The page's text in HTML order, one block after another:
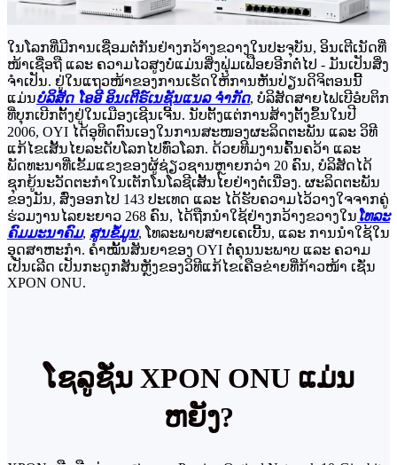
ໃນໂລກທີ່ມີການເຊື່ອມຕໍ່ກັນຢ່າງກວ້າງຂວາງໃນປະຈຸບັນ, ອິນເຕີເນັດທີ່
ໜ້າເຊື່ອຖື ແລະ ຄວາມໄວສູງບໍ່ແມ່ນສິ່ງຟຸ່ມເຟືອຍອີກຕໍ່ໄປ - ມັນເປັນສິ່ງ
ຈຳເປັນ. ຢູ່ໃນແຖວໜ້າຂອງການເຮັດໃຫ້ການຫັນປ່ຽນດິຈິຕອນນີ້
ແມ່ນບໍລິສັດ ໂອອີ ອິນເຕີຣ໌ເນຊັນແນລ ຈຳກັດ, ບໍລິສັດສາຍໄຟເບີອໍບຕິກ
ທີ່ບຸກເບີກຕັ້ງຢູ່ໃນເມືອງເຊີນເຈີ້ນ. ນັບຕັ້ງແຕ່ການສ້າງຕັ້ງຂຶ້ນໃນປີ
2006, OYI ໄດ້ອຸທິດຕົນເອງໃນການສະໜອງຜະລິດຕະພັນ ແລະ ວິທີ
ແກ້ໄຂເສັ້ນໄຍລະດັບໂລກໄປທົ່ວໂລກ. ດ້ວຍທີມງານຄົ້ນຄວ້າ ແລະ
ພັດທະນາທີ່ເຂັ້ມແຂງຂອງຜູ້ຊ່ຽວຊານຫຼາຍກວ່າ 20 ຄົນ, ບໍລິສັດໄດ້
ຊຸກຍູ້ນະວັດຕະກໍາໃນເຕັກໂນໂລຊີເສັ້ນໄຍຢ່າງຕໍ່ເນື່ອງ. ຜະລິດຕະພັນ
ຂອງມັນ, ສົ່ງອອກໄປ 143 ປະເທດ ແລະ ໄດ້ຮັບຄວາມໄວ້ວາງໃຈຈາກຄູ່
ຮ່ວມງານໄລຍະຍາວ 268 ຄົນ, ໄດ້ຖືກນໍາໃຊ້ຢ່າງກວ້າງຂວາງໃນ ໂທລະ
ຄົມມະນາຄົມ, ສູນຂໍ້ມູນ, ໂທລະພາບສາຍເຄເບີ້ນ, ແລະ ການນຳໃຊ້ໃນ
ອຸດສາຫະກຳ. ຄຳໝັ້ນສັນຍາຂອງ OYI ຕໍ່ຄຸນນະພາບ ແລະ ຄວາມ
ເປັນເລີດ ເປັນກະດູກສັນຫຼັງຂອງວິທີແກ້ໄຂເຄືອຂ່າຍທີ່ກ້າວໜ້າ ເຊັ່ນ
XPON ONU.
ໂຊລູຊັ່ນ XPON ONU ແມ່ນ
ຫຍັງ?